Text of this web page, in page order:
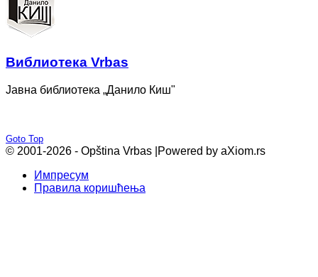
Bиблиотека Vrbas
Јавна библиотека „Данило Киш"
Goto Top
© 2001-2026 - Opština Vrbas | Powered by aXiom.rs
Импресум
Правила коришћења